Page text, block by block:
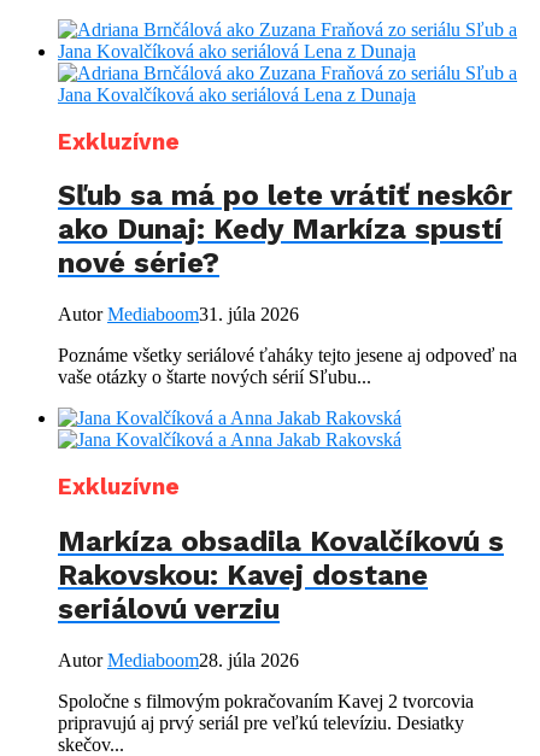
Exkluzívne
Sľub sa má po lete vrátiť neskôr
ako Dunaj: Kedy Markíza spustí
nové série?
AutorMediaboom31. júla 2026
Poznáme všetky seriálové ťaháky tejto jesene aj odpoveď na
vaše otázky o štarte nových sérií Sľubu...
Exkluzívne
Markíza obsadila Kovalčíkovú s
Rakovskou: Kavej dostane
seriálovú verziu
AutorMediaboom28. júla 2026
Spoločne s filmovým pokračovaním Kavej 2 tvorcovia
pripravujú aj prvý seriál pre veľkú televíziu. Desiatky
skečov...